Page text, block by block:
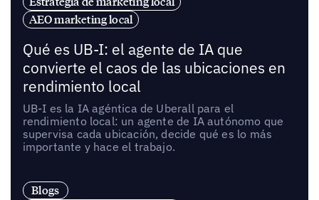
AEO marketing local
Qué es UB-I: el agente de IA que
convierte el caos de las ubicaciones en
rendimiento local
UB-I es la IA agéntica de Uberall para el
rendimiento local: un agente de IA autónomo que
supervisa cada ubicación, decide qué es lo más
importante y hace el trabajo.
Blogs